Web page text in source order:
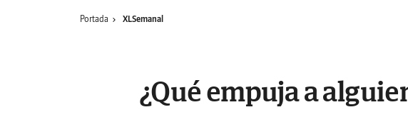
Portada XLSemanal
¿Qué empuja a